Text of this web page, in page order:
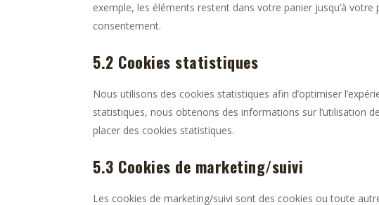
exemple, les éléments restent dans votre panier jusqu’à
consentement.
5.2 Cookies statistiques
Nous utilisons des cookies statistiques afin d’optimiser
statistiques, nous obtenons des informations sur l’utilisation
placer des cookies statistiques.
5.3 Cookies de marketing/suivi
Les cookies de marketing/suivi sont des cookies ou toute